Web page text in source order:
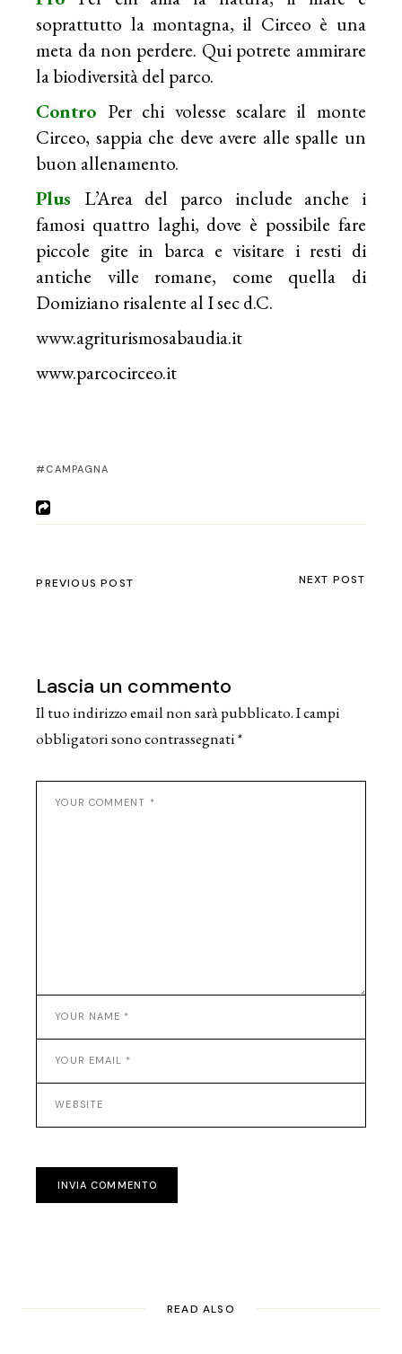
soprattutto la montagna, il Circeo è una
meta da non perdere. Qui potrete ammirare
la biodiversità del parco.
Contro Per chi volesse scalare il monte
Circeo, sappia che deve avere alle spalle un
buon allenamento.
Plus
L’Area del parco include anche i
famosi quattro laghi, dove è possibile fare
piccole gite in barca e visitare i resti di
antiche ville romane, come quella di
Domiziano risalente al I sec d.C.
www.agriturismosabaudia.it
www.parcocirceo.it
CAMPAGNA
PREVIOUS POST NEXT POST
Lascia un commento
Il tuo indirizzo email non sarà pubblicato.I campi
obbligatori sono contrassegnati*
INVIA COMMENTO
READ ALSO